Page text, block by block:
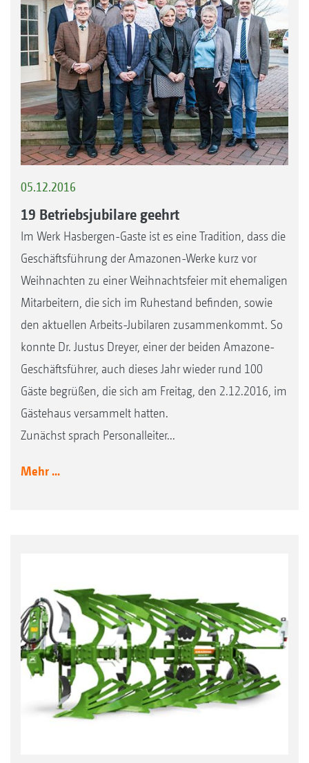
05.12.2016
19 Betriebsjubilare geehrt
Im Werk Hasbergen-Gaste ist es eine Tradition, dass die
Geschäftsführung der Amazonen-Werke kurz vor
Weihnachten zu einer Weihnachtsfeier mit ehemaligen
Mitarbeitern, die sich im Ruhestand befinden, sowie
den aktuellen Arbeits-Jubilaren zusammenkommt. So
konnte Dr. Justus Dreyer, einer der beiden Amazone-
Geschäftsführer, auch dieses Jahr wieder rund 100
Gäste begrüßen, die sich am Freitag, den 2.12.2016, im
Gästehaus versammelt hatten.
Zunächst sprach Personalleiter...
Mehr ...